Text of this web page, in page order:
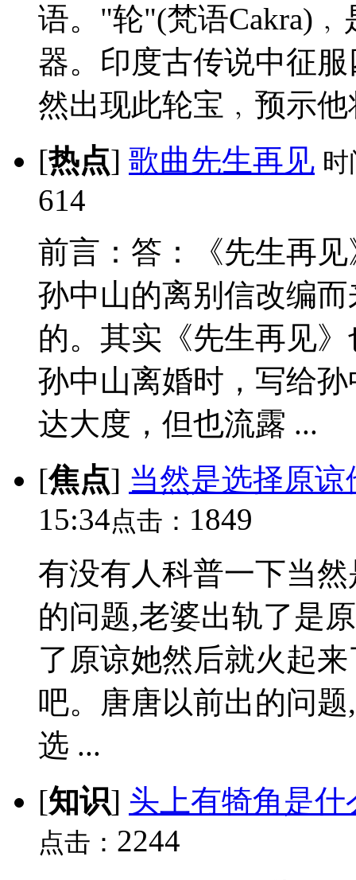
语。"轮"(梵语
器。印度古传说中征
然出现此轮宝﹐预示
[热点] 歌曲先生再见 时
614
前言：答：《先生再
孙中山的离别信改编
的。其实《先生再见
孙中山离婚时，写给
达大度，但也流露 ...
[焦点] 当然是选择原
15:34点击： 1849
有没有人科普一下当
的问题,老婆出轨了是
了原谅她然后就火起
吧。唐唐以前出的问
选 ...
[知识] 头上有犄角是什
点击： 2244